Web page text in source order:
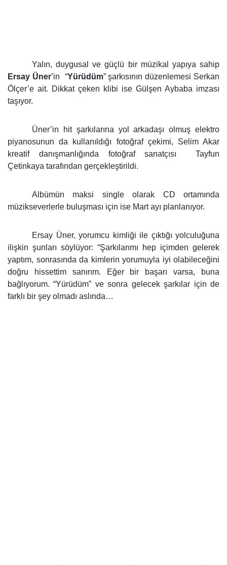
Yalın, duygusal ve güçlü bir müzikal yapıya sahip
Ersay Üner’in “Yürüdüm” şarkısının düzenlemesi Serkan
Ölçer’e ait. Dikkat çeken klibi ise Gülşen Aybaba imzası
taşıyor.
Üner’in hit şarkılarına yol arkadaşı olmuş elektro
piyanosunun da kullanıldığı fotoğraf çekimi, Selim Akar
kreatif danışmanlığında fotoğraf sanatçısı Tayfun
Çetinkaya tarafından gerçekleştirildi.
Albümün maksi single olarak CD ortamında
müzikseverlerle buluşması için ise Mart ayı planlanıyor.
Ersay Üner, yorumcu kimliği ile çıktığı yolculuğuna
ilişkin şunları söylüyor: “Şarkılarımı hep içimden gelerek
yaptım, sonrasında da kimlerin yorumuyla iyi olabileceğini
doğru hissettim sanırım. Eğer bir başarı varsa, buna
bağlıyorum. “Yürüdüm” ve sonra gelecek şarkılar için de
farklı bir şey olmadı aslında…